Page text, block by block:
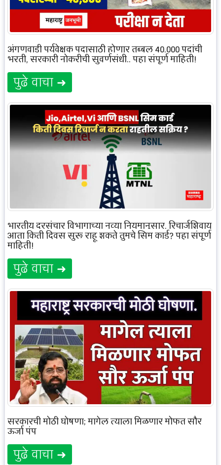
अंगणवाडी पर्यवेक्षक पदासाठी होणार तब्बल 40,000 पदांची
भरती, सरकारी नोकरीची सुवर्णसंधी.. पहा संपूर्ण माहिती!
पुढे वाचा ➜
भारतीय दूरसंचार विभागाच्या नव्या नियमानुसार, रिचार्जशिवाय
आता किती दिवस सुरू राहू शकते तुमचे सिम कार्ड? पहा संपूर्ण
माहिती!
पुढे वाचा ➜
सरकारची मोठी घोषणा; मागेल त्याला मिळणार मोफत सौर
ऊर्जा पंप
पुढे वाचा ➜